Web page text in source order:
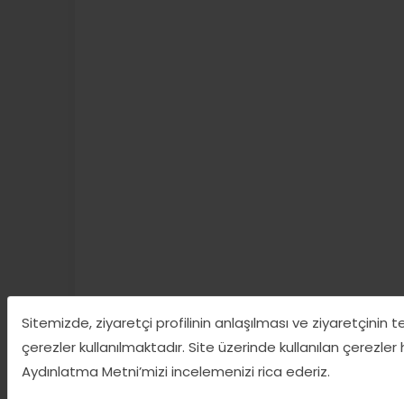
Sitemizde, ziyaretçi profilinin anlaşılması ve ziyaretçinin
çerezler kullanılmaktadır. Site üzerinde kullanılan
Aydınlatma Metni’mizi incelemenizi rica ederiz.